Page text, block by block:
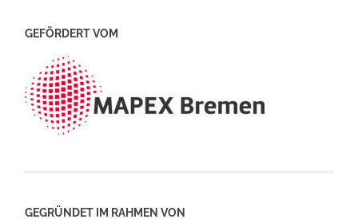
GEFÖRDERT VOM
GEGRÜNDET IM RAHMEN VON